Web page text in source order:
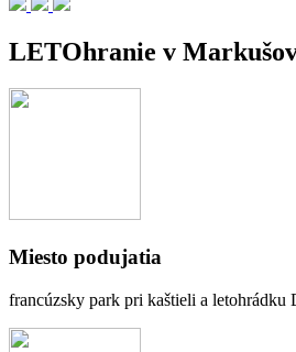
LETOhranie v
Miesto podujatia
francúzsky park pri kaštieli a letohrádku